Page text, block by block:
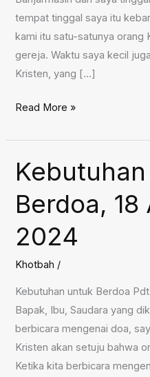
tempat tinggal saya itu
kami itu satu-satunya orang
gereja. Waktu saya kecil
Kristen, yang […]
Nyanyian
Kristen
Menurut
Mzm.
92,
Agustus
Read More »
Berdoa,
2024
Khotbah /
Kebutuhan untuk Berdoa
Bapak, Ibu, Saudara yang
berbicara mengenai doa,
Kristen akan setuju bahwa
Ketika kita berbicara